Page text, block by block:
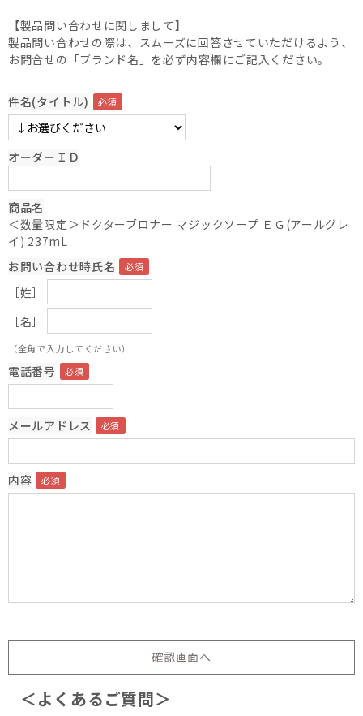
【製品問い合わせに関しまして】
製品問い合わせの際は、スムーズに回答させていただけるよう、
お問合せの「ブランド名」を必ず内容欄にご記入ください。
件名(タイトル)
オーダーＩＤ
商品名
＜数量限定＞ドクターブロナー マジックソープ ＥＧ(アールグレ
イ) 237mL
お問い合わせ時氏名
［姓］
［名］
（全角で入力してください）
電話番号
メールアドレス
内容
＜よくあるご質問＞